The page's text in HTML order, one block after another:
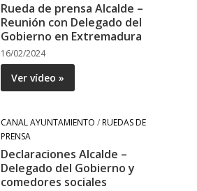
Rueda de prensa Alcalde –
Reunión con Delegado del
Gobierno en Extremadura
16/02/2024
Ver vídeo »
CANAL AYUNTAMIENTO /RUEDAS DE
PRENSA
Declaraciones Alcalde –
Delegado del Gobierno y
comedores sociales